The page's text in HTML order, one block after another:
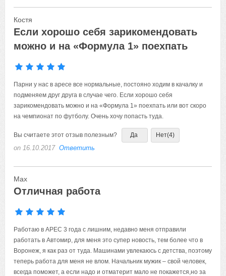
Костя
Если хорошо себя зарикомендовать
можно и на «Формула 1» поехпать
Парни у нас в аресе все нормальные, постояно ходим в качалку и
подменяем друг друга в случае чего. Если хорошо себя
зарикомендовать можно и на «Формула 1» поехпать или вот скоро
на чемпионат по футболу. Очень хочу попасть туда.
Вы считаете этот отзыв полезным? Да Нет(4)
on 16.10.2017 Ответить
Мах
Отличная работа
Работаю в АРЕС 3 года с лишним, недавно меня отправили
работать в Автомир, для меня это супер новость, тем более что в
Воронеж, я как раз от туда. Машинами увлекаюсь с детства, поэтому
теперь работа для меня не влом. Начальник мужик – свой человек,
всегда поможет, а если надо и отматерит мало не покажется,но за